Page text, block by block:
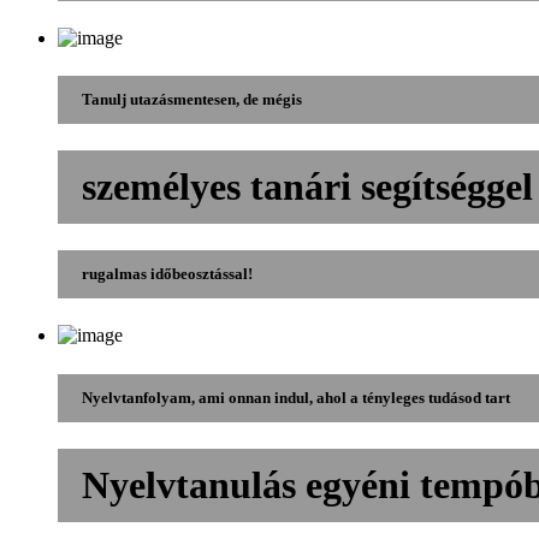
Tanulj utazásmentesen, de mégis
személyes tanári segítséggel
rugalmas időbeosztással!
Nyelvtanfolyam, ami onnan indul, ahol a tényleges tudásod tart
Nyelvtanulás egyéni